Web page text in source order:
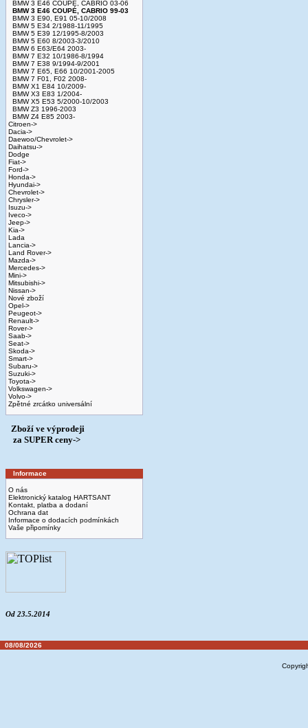
BMW 3 E46 COUPÉ, CABRIO 03-06
BMW 3 E46 COUPÉ, CABRIO 99-03
BMW 3 E90, E91 05-10/2008
BMW 5 E34 2/1988-11/1995
BMW 5 E39 12/1995-8/2003
BMW 5 E60 8/2003-3/2010
BMW 6 E63/E64 2003-
BMW 7 E32 10/1986-8/1994
BMW 7 E38 9/1994-9/2001
BMW 7 E65, E66 10/2001-2005
BMW 7 F01, F02 2008-
BMW X1 E84 10/2009-
BMW X3 E83 1/2004-
BMW X5 E53 5/2000-10/2003
BMW Z3 1996-2003
BMW Z4 E85 2003-
Citroen->
Dacia->
Daewoo/Chevrolet->
Daihatsu->
Dodge
Fiat->
Ford->
Honda->
Hyundai->
Chevrolet->
Chrysler->
Isuzu->
Iveco->
Jeep->
Kia->
Lada
Lancia->
Land Rover->
Mazda->
Mercedes->
Mini->
Mitsubishi->
Nissan->
Nové zboží
Opel->
Peugeot->
Renault->
Rover->
Saab->
Seat->
Skoda->
Smart->
Subaru->
Suzuki->
Toyota->
Volkswagen->
Volvo->
Zpětné zrcátko universální
Zboží ve výprodeji
­ za SUPER ceny->
Informace
O nás
Elektronický katalog HARTSANT
Kontakt, platba a dodaní
Ochrana dat
Informace o dodacích podmínkách
Vaše připomínky
Od 23.5.2014
08/08/2026